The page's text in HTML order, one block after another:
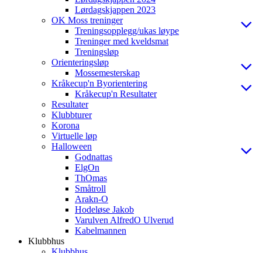
Lørdagskjappen 2023
OK Moss treninger
Treningsopplegg/ukas løype
Treninger med kveldsmat
Treningsløp
Orienteringsløp
Mossemesterskap
Kråkecup'n Byorientering
Kråkecup'n Resultater
Resultater
Klubbturer
Korona
Virtuelle løp
Halloween
Godnattas
ElgOn
ThOmas
Småtroll
Arakn-O
Hodeløse Jakob
Varulven AlfredO Ulverud
Kabelmannen
Klubbhus